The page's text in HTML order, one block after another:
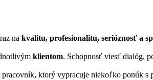
na kvalitu, profesionalitu, serióznosť a
klientom. Schopnosť viesť dialóg,
pracovník, ktorý vypracuje niekoľko ponúk s